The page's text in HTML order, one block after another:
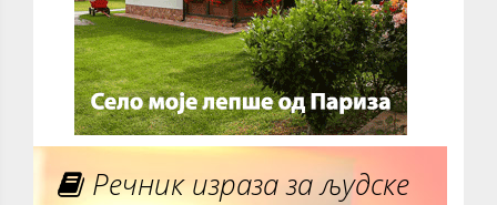
Речник израза за људске